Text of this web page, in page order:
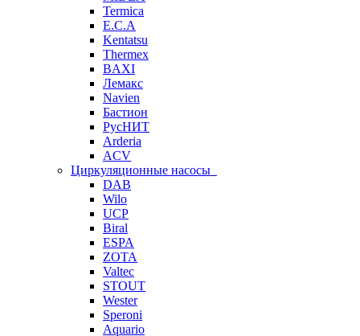
Termica
E.C.A
Kentatsu
Thermex
BAXI
Лемакс
Navien
Бастион
РусНИТ
Arderia
ACV
Циркуляционные насосы
DAB
Wilo
UCP
Biral
ESPA
ZOTA
Valtec
STOUT
Wester
Speroni
Aquario